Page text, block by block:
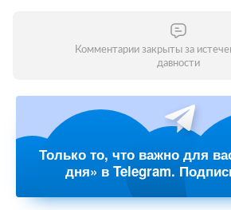
Комментарии закрыты за
давности
Только то, что важно для
дня» в Telegram.